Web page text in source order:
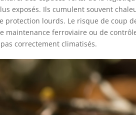
exposés. Ils cumulent souvent
protection lourds. Le risque de coup
maintenance ferroviaire ou de
correctement climatisés.